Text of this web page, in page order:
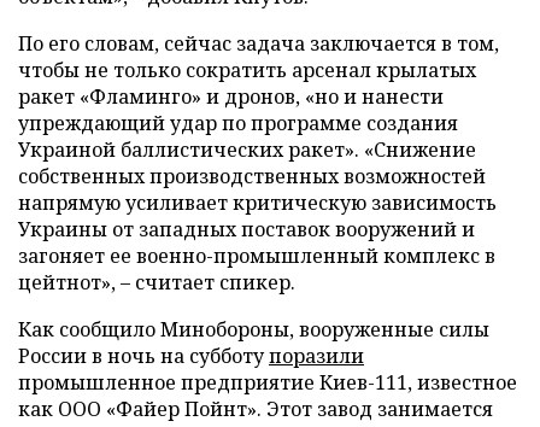
По его словам, сейчас задача заключается в том,
чтобы не только сократить арсенал крылатых
ракет «Фламинго» и дронов, «но и нанести
упреждающий удар по программе создания
Украиной баллистических ракет». «Снижение
собственных производственных возможностей
напрямую усиливает критическую зависимость
Украины от западных поставок вооружений и
загоняет ее военно-промышленный комплекс в
цейтнот», – считает спикер.
Как сообщило Минобороны, вооруженные силы
России в ночь на субботупоразили
промышленное предприятие Киев-111, известное
как ООО «Файер Пойнт». Этот завод занимается